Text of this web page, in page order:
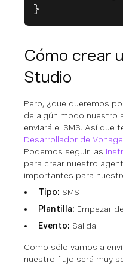
}
Cómo crear
Studio
Pero, ¿qué queremos
de algún modo nuestro
enviará el SMS. Así que
Desarrollador de Vonage
Podemos seguir las
para crear nuestro
importantes para
Tipo: SMS
Plantilla: Empezar
Evento: Salida
Como sólo vamos a
nuestro flujo será muy